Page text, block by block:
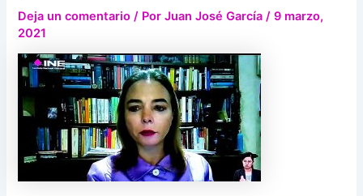
Deja un comentario / PorJuan José García/9 marzo,
2021